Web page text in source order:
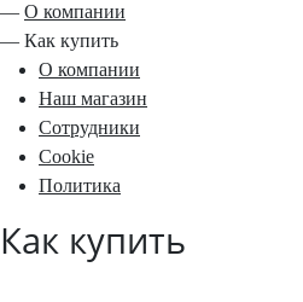
— О компании
— Как купить
О компании
Наш магазин
Сотрудники
Cookie
Политика
Как купить